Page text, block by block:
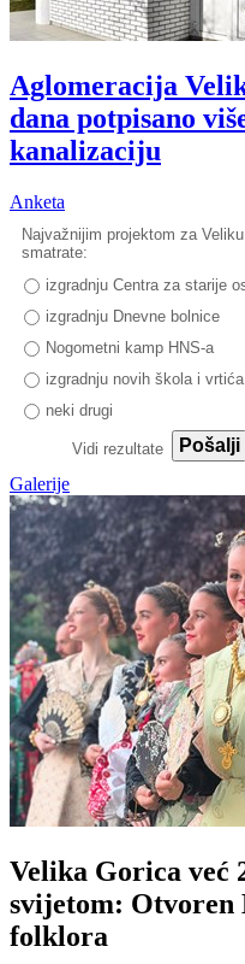
Aglomeracija
dana potpisano
kanalizaciju
Anketa
Najvažnijim projektom za
smatrate:
izgradnju Centra za starije
izgradnju Dnevne bolnice
Nogometni kamp HNS-a
izgradnju novih škola i vrtića
neki drugi
Vidi rezultate
Pošalji
Galerije
Velika Gorica već
svijetom: Otvoren
folklora